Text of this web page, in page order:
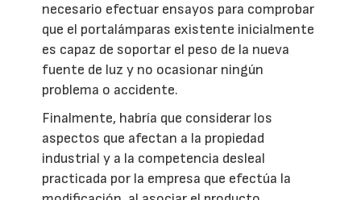
necesario efectuar ensayos para comprobar
que el portalámparas existente inicialmente
es capaz de soportar el peso de la nueva
fuente de luz y no ocasionar ningún
problema o accidente.
Finalmente, habría que considerar los
aspectos que afectan a la propiedad
industrial y a la competencia desleal
practicada por la empresa que efectúa la